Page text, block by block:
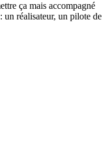
ça mais accompagné
un réalisateur, un pilote de